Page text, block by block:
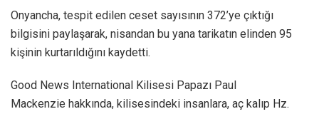
Onyancha, tespit edilen ceset sayısının 372’ye çıktığı
bilgisini paylaşarak, nisandan bu yana tarikatın elinden 95
kişinin kurtarıldığını kaydetti.
Good News International Kilisesi Papazı Paul
Mackenzie hakkında, kilisesindeki insanlara, aç kalıp Hz.